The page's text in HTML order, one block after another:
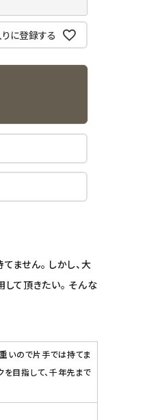
に登録する
ません。 しかし、大
て頂きたい。 そんな
いので片手では持てま
目指して、千年先まで